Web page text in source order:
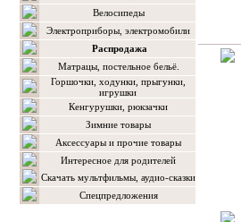
Велосипеды
Электроприборы, электромобили
Распродажа
Матрацы, постельное бельё.
Горшочки, ходунки, прыгунки,
игрушки
Кенгурушки, рюкзачки
Зимние товары
Аксессуары и прочие товары
Интересное для родителей
Скачать мультфильмы, аудио-сказки
Спецпредложения